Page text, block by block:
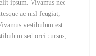
ipsum. Vivamus nec
ac nisl feugiat,
vestibulum est
sed orci cursus,